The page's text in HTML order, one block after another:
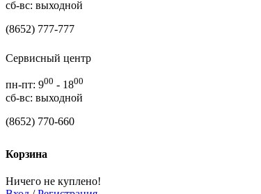
cб-вс: выходной
(8652) 777-777
Сервисный центр
пн-пт: 900 - 1800
сб-вс: выходной
(8652) 770-660
Корзина
Ничего не куплено!